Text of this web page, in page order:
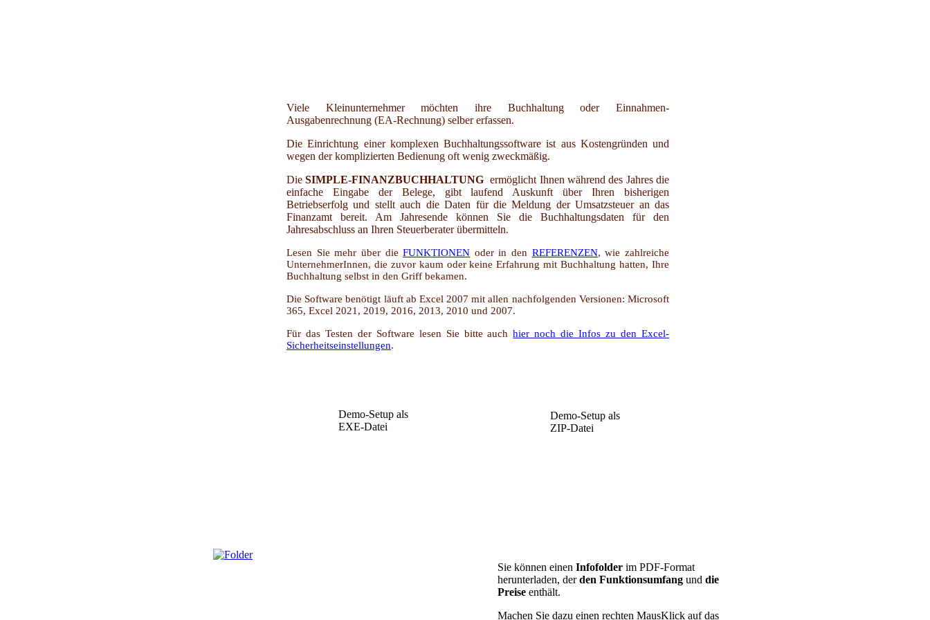
Viele Kleinunternehmer möchten ihre Buchhaltung oder Einnahmen-
Ausgabenrechnung (EA-Rechnung) selber erfassen.
Die Einrichtung einer komplexen Buchhaltungssoftware ist aus Kostengründen und
wegen der komplizierten Bedienung oft wenig zweckmäßig.
DieSIMPLE-FINANZBUCHHALTUNGermöglicht Ihnen während des Jahres die
einfache Eingabe der Belege, gibt laufend Auskunft über Ihren bisherigen
Betriebserfolg und stellt auch die Daten für die Meldung der Umsatzsteuer an das
Finanzamt bereit. Am Jahresende können Sie die Buchhaltungsdaten für den
Jahresabschluss an Ihren Steuerberater übermitteln.
Lesen Sie mehr über dieFUNKTIONEN oder in den REFERENZEN, wie zahlreiche
UnternehmerInnen, die zuvor kaum oder keine Erfahrung mit Buchhaltung hatten, Ihre
Buchhaltung selbst in den Griff bekamen.
Die Software benötigt läuft ab Excel 2007 mit allen nachfolgenden Versionen: Microsoft
365, Excel 2021, 2019, 2016, 2013, 2010 und 2007.
Für das Testen der Software lesen Sie bitte auchhier noch die Infos zu den Excel-
Sicherheitseinstellungen.
Demo-Setup als
EXE-Datei
Demo-Setup als
ZIP-Datei
Sie können einen Infofolder im PDF-Format
herunterladen, derden Funktionsumfang und die
Preise enthält.
Machen Sie dazu einen rechten MausKlick auf das